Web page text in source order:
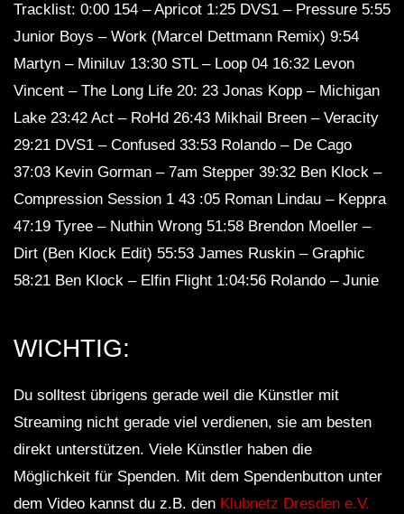
Podcast 246 – 2012
Ben Klock [Ostgut Ton] live at Berghain
2014
Takaaki Itoh live @ Klubnacht,
Berghain, Berlin 13-07-2013
(live) – Ostgut Ton aus der Halle am
Chris Liebing @ Klubnacht Berghain,
BEN KLOCK @ NAPLES
ELECTRONIC EASTER FESTIVAL @
OLD RIVER PARK 09.04.2012
Tracklist: 0:00 154 – Apricot 1:25 DVS1 – Pressure 5:55
Junior Boys – Work (Marcel Dettmann Remix) 9:54
Martyn – Miniluv 13:30 STL – Loop 04 16:32 Levon
Vincent – ​​The Long Life 20: 23 Jonas Kopp – Michigan
Lake 23:42 Act – RoHd 26:43 Mikhail Breen – Veracity
29:21 DVS1 – Confused 33:53 Rolando – De Cago
37:03 Kevin Gorman – 7am Stepper 39:32 Ben Klock –
Compression Session 1 43 :05 Roman Lindau – Keppra
47:19 Tyree – Nuthin Wrong 51:58 Brendon Moeller –
Dirt (Ben Klock Edit) 55:53 James Ruskin – Graphic
58:21 Ben Klock – Elfin Flight 1:04:56 Rolando – Junie
WICHTIG:
Du solltest übrigens gerade weil die Künstler mit
Streaming nicht gerade viel verdienen, sie am besten
direkt unterstützen. Viele Künstler haben die
Möglichkeit für Spenden. Mit dem Spendenbutton unter
dem Video kannst du z.B. den Klubnetz Dresden e.V.